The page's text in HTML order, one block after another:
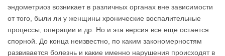
эндометриоз возникает в различных органах вне зависимости
от того, были ли у женщины хронические воспалительные
процессы, операции и др. Но и эта версия все еще остается
спорной. До конца неизвестно, по каким закономерностям
развивается болезнь и какие именно нарушения происходят в